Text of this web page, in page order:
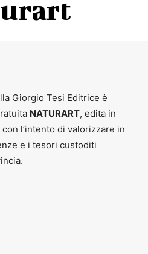
Giorgio Tesi Editrice è
NATURART, edita in
l’intento di valorizzare in
e i tesori custoditi